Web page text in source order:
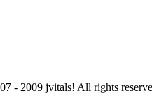
- 2009 jvitals! All rights